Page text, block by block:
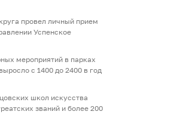
провел личный прием
Успенское
мероприятий в парках
с 1400 до 2400 в год
школ искусства
званий и более 200